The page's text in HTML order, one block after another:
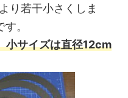
り若干小さくしま
。
小サイズは直径12cm